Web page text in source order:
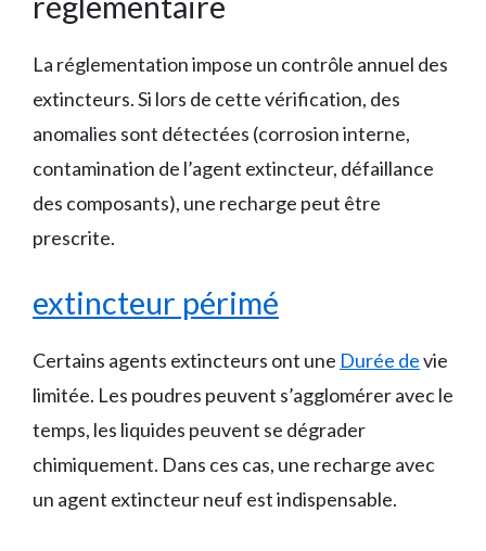
La réglementation impose un contrôle annuel des
extincteurs. Si lors de cette vérification, des
anomalies sont détectées (corrosion interne,
contamination de l’agent extincteur, défaillance
des composants), une recharge peut être
prescrite.
extincteur périmé
Certains agents extincteurs ont une Durée devie
limitée. Les poudres peuvent s’agglomérer avec le
temps, les liquides peuvent se dégrader
chimiquement. Dans ces cas, une recharge avec
un agent extincteur neuf est indispensable.